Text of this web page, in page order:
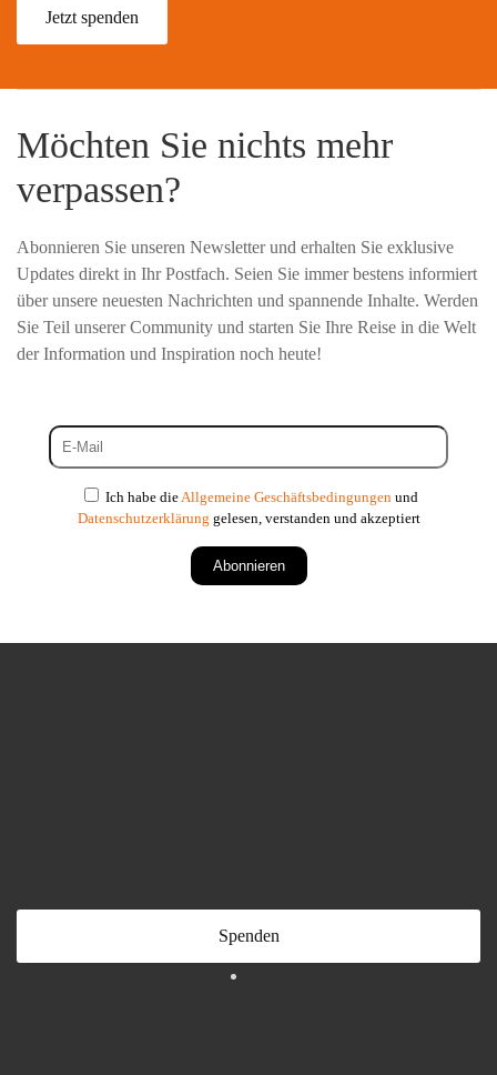
Jetzt spenden
Möchten Sie nichts mehr
verpassen?
Abonnieren Sie unseren Newsletter und erhalten Sie exklusive
Updates direkt in Ihr Postfach. Seien Sie immer bestens informiert
über unsere neuesten Nachrichten und spannende Inhalte. Werden
Sie Teil unserer Community und starten Sie Ihre Reise in die Welt
der Information und Inspiration noch heute!
Ich habe dieAllgemeine Geschäftsbedingungenund
Datenschutzerklärung gelesen, verstanden und akzeptiert
Abonnieren
Spenden